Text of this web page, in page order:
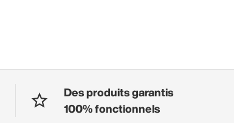
Des produits garantis
100% fonctionnels